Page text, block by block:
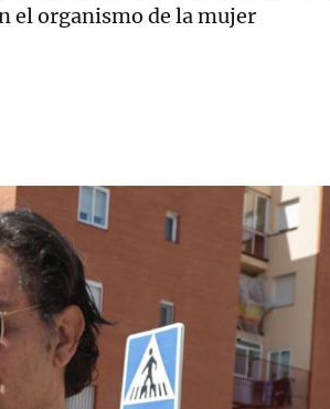
el organismo de la mujer